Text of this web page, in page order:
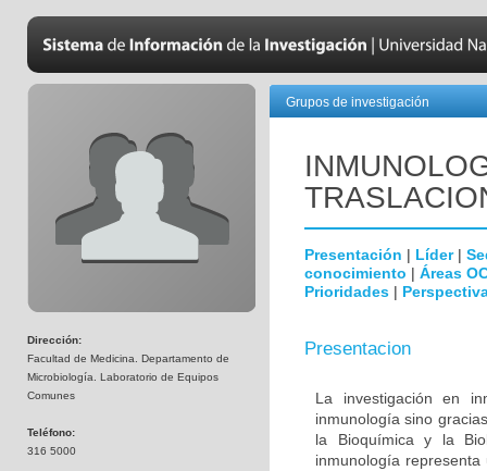
Dirección:
Facultad de Medicina. Departamento de
Microbiología. Laboratorio de Equipos
Comunes
Teléfono:
316 5000
Grupos de investigación
Presentación | Líder|
conocimiento | Áreas
Prioridades |
Presentacion
La investigación en
inmunología sino
la Bioquímica y la
inmunología